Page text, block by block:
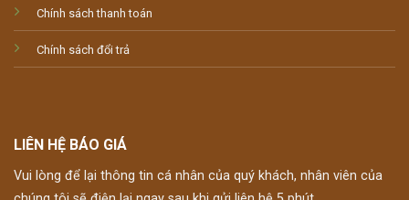
Chính sách thanh toán
Chính sách đổi trả
LIÊN HỆ BÁO GIÁ
Vui lòng để lại thông tin cá nhân của quý khách, nhân viên của